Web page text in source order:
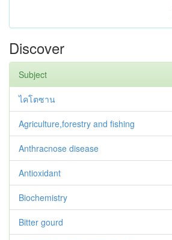
Discover
Subject
ไคโตซาน
Agriculture,forestry and fishing
Anthracnose disease
Antioxidant
Biochemistry
Bitter gourd